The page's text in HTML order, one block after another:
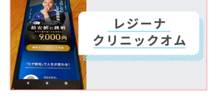
り徒歩4分
診療時間 11:00～21:00
エミナルクリニックメンズ池袋東口院
住所
豊島区南池袋2丁目27-8